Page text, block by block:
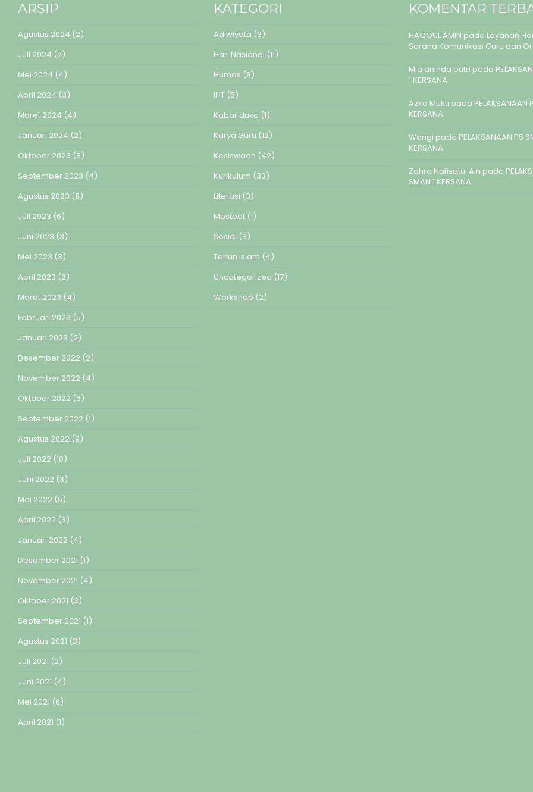
ARSIP
Agustus 2024 (2)
Juli 2024 (2)
Mei 2024 (4)
April 2024 (3)
Maret 2024 (4)
Januari 2024 (2)
Oktober 2023 (8)
September 2023 (4)
Agustus 2023 (9)
Juli 2023 (6)
Juni 2023 (3)
Mei 2023 (3)
April 2023 (2)
Maret 2023 (4)
Februari 2023 (5)
Januari 2023 (2)
Desember 2022 (2)
November 2022 (4)
Oktober 2022 (6)
September 2022 (1)
Agustus 2022 (9)
Juli 2022 (10)
Juni 2022 (3)
Mei 2022 (5)
April 2022 (3)
Januari 2022 (4)
Desember 2021 (1)
November 2021 (4)
Oktober 2021 (3)
September 2021 (1)
Agustus 2021 (3)
Juli 2021 (2)
Juni 2021 (4)
Mei 2021 (6)
April 2021 (1)
KATEGORI
Adiwiyata (3)
Hari Nasional (11)
Humas (8)
IHT(5)
Kabar duka (1)
Karya Guru (12)
Kesiswaan (42)
Kurikulum (33)
Literasi (3)
Mostbet(1)
Sosial (3)
Tahun Islam (4)
Uncategorized (17)
Workshop (2)
KOMENTAR
HAQQUL AMIN pada Layanan
Sarana Komunikasi Guru dan
Mia aninda putri pada
1 KERSANA
Azka Mukti pada PELAKSANAAN
KERSANA
Wangi pada PELAKSANAAN P5
KERSANA
Zahra Nafisatul Ain pada
SMAN 1 KERSANA